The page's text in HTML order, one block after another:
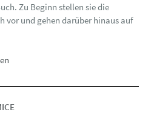
Zu Beginn stellen sie die
vor und gehen darüber hinaus auf